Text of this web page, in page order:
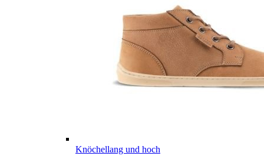
Knöchellang und hoch